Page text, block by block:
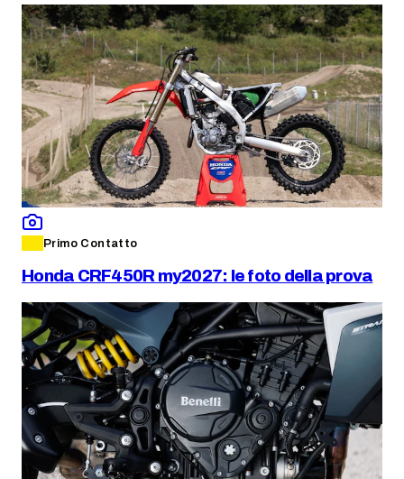
Primo Contatto
Honda CRF450R my2027: le foto della prova